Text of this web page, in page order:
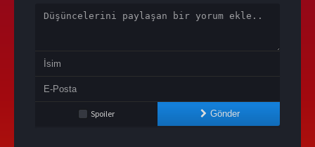
Spoiler Gönder